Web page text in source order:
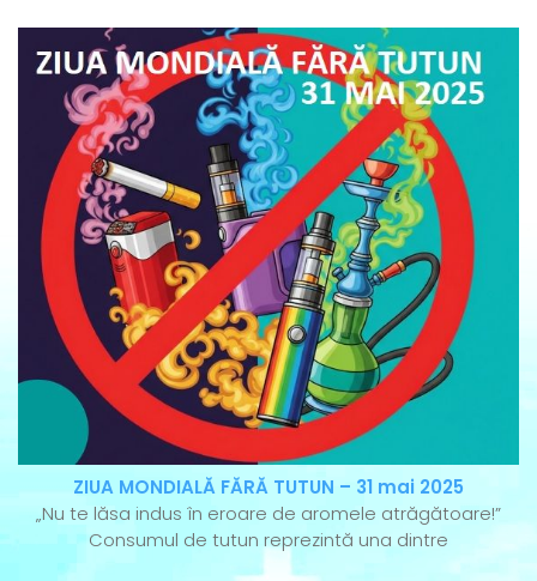
ZIUA MONDIALĂ FĂRĂ TUTUN – 31 mai 2025
„Nu te lăsa indus în eroare de aromele atrăgătoare!”
Consumul de tutun reprezintă una dintre